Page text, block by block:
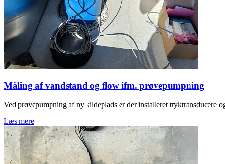
Måling af vandstand og flow ifm. prøvepumpning
Ved prøvepumpning af ny kildeplads er der installeret tryktransducere
Læs mere